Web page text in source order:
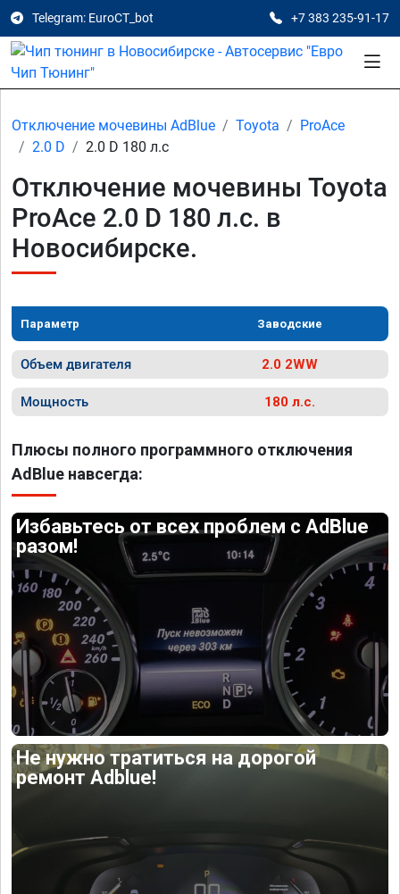
Telegram: EuroCT_bot +7 383 235-91-17
Отключение мочевины AdBlue Toyota
ProAce
2.0 D
2.0 D 180 л.с
Отключение мочевины Toyota
ProAce 2.0 D 180 л.с. в
Новосибирске.
Параметр Заводские
Объем двигателя 2.0 2WW
Мощность 180 л.с.
Плюсы полного программного отключения
AdBlue навсегда:
Избавьтесь от всех проблем с AdBlue
разом!
Не нужно тратиться на дорогой
ремонт Adblue!